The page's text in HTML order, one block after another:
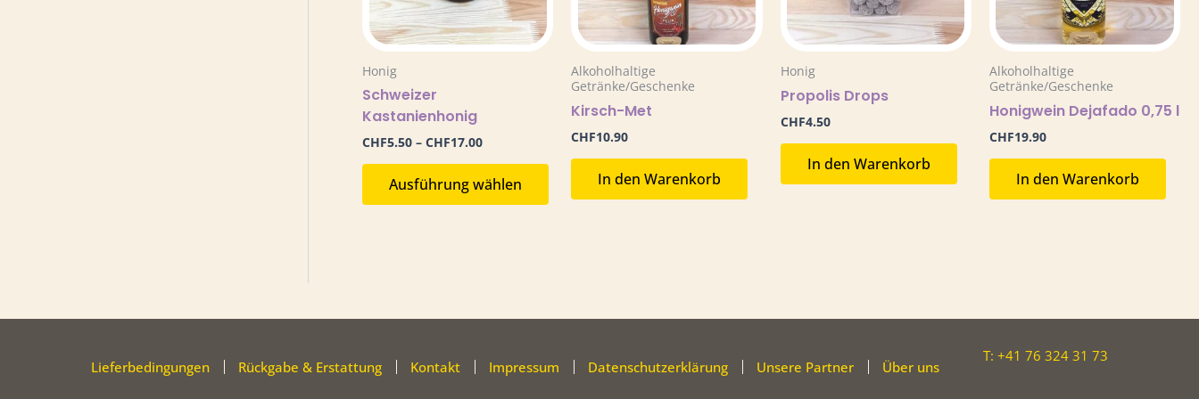
Honig
Schweizer
Kastanienhonig
CHF5.50 – CHF17.00
Ausführung wählen
Optionen
können
Produktseite
Alkoholhaltige
Getränke/Geschenke
Kirsch-Met
CHF10.90
In den Warenkorb
Honig
Propolis Drops
CHF4.50
In den Warenkorb
Alkoholhaltige
Getränke/Geschenke
Honigwein Dejafado 0,75 l
CHF19.90
In den Warenkorb
Lieferbedingungen Rückgabe & Erstattung Kontakt Impressum Datenschutzerklärung Unsere Partner Über uns
T: +41 76 324 31 73